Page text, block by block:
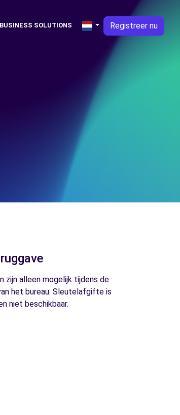
BUSINESS SOLUTIONS Registreer nu
zijn alleen mogelijk tijdens de
het bureau. Sleutelafgifte is
niet beschikbaar.